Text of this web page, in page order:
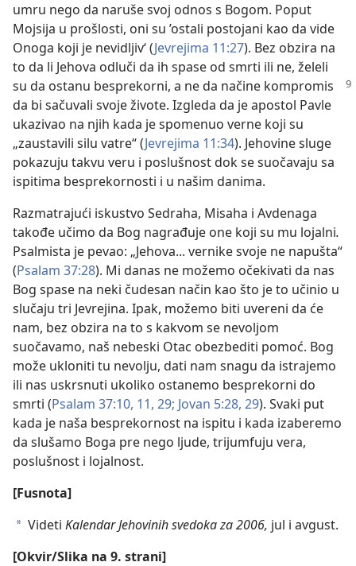
umru nego da naruše svoj odnos s Bogom. Poput
Mojsija u prošlosti, oni su ’ostali postojani kao da vide
Onoga koji je nevidljiv‘ (Jevrejima 11:27). Bez obzira na
to da li Jehova odluči da ih spase od smrti ili ne, želeli
su da ostanu besprekorni, a ne da načine kompromis
da bi sačuvali svoje živote. Izgleda da je apostol Pavle
ukazivao na njih kada je spomenuo verne koji su
„zaustavili silu vatre“ (Jevrejima 11:34). Jehovine sluge
pokazuju takvu veru i poslušnost dok se suočavaju sa
ispitima besprekornosti i u našim danima.
Razmatrajući iskustvo Sedraha, Misaha i Avdenaga
takođe učimo da Bog nagrađuje one koji su mu lojalni.
Psalmista je pevao: „Jehova... vernike svoje ne napušta“
(Psalam 37:28). Mi danas ne možemo očekivati da nas
Bog spase na neki čudesan način kao što je to učinio u
slučaju tri Jevrejina. Ipak, možemo biti uvereni da će
nam, bez obzira na to s kakvom se nevoljom
suočavamo, naš nebeski Otac obezbediti pomoć. Bog
može ukloniti tu nevolju, dati nam snagu da istrajemo
ili nas uskrsnuti ukoliko ostanemo besprekorni do
smrti (Psalam 37:10, 11, 29; Jovan 5:28, 29). Svaki put
kada je naša besprekornost na ispitu i kada izaberemo
da slušamo Boga pre nego ljude, trijumfuju vera,
poslušnost i lojalnost.
[Fusnota]
a Videti Kalendar Jehovinih svedoka za 2006, jul i avgust.
[Okvir/Slika na 9. strani]